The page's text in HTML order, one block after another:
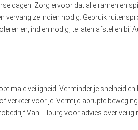
dagen. Zorg ervoor dat alle ramen en
ze indien nodig. Gebruik
en, indien nodig, te laten afstellen bij
veiligheid. Verminder je snelheid
verkeer voor je. Vermijd abrupte
Van Tilburg voor advies over veilig